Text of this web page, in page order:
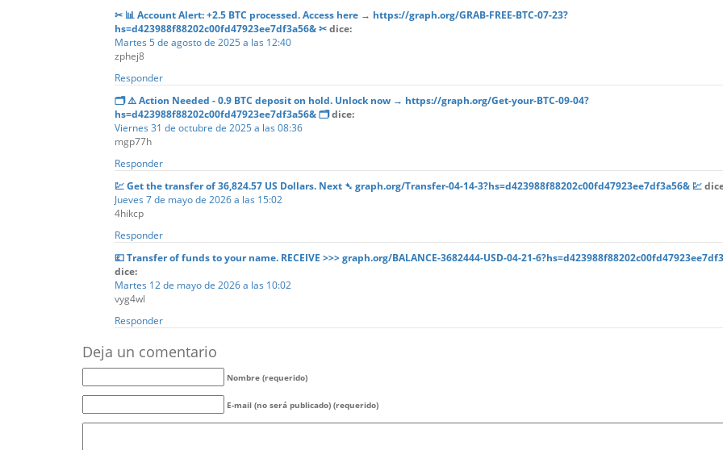
✂ 📊 Account Alert: +2.5 BTC processed. Access here → https://graph.org/GRAB-FREE-BTC-07-23?
hs=d423988f88202c00fd47923ee7df3a56& ✂dice:
Martes 5 de agosto de 2025 a las 12:40
zphej8
Responder
🗂 ⚠️ Action Needed - 0.9 BTC deposit on hold. Unlock now → https://graph.org/Get-your-BTC-09-04?
hs=d423988f88202c00fd47923ee7df3a56& 🗂dice:
Viernes 31 de octubre de 2025 a las 08:36
mgp77h
Responder
💹 Get the transfer of 36,824.57 US Dollars. Next ➴ graph.org/Transfer-04-14-3?hs=d423988f88202c00fd47923ee7df3a56& 💹
Jueves 7 de mayo de 2026 a las 15:02
4hikcp
Responder
💷 Transfer of funds to your name. RECEIVE >>> graph.org/BALANCE-3682444-USD-04-21-
dice:
Martes 12 de mayo de 2026 a las 10:02
vyg4wl
Responder
Deja un comentario
Nombre (requerido)
E-mail (no será publicado) (requerido)